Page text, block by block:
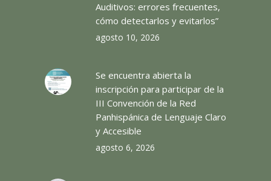
Auditivos: errores frecuentes,
cómo detectarlos y evitarlos”
agosto 10, 2026
Se encuentra abierta la
inscripción para participar de la
III Convención de la Red
Panhispánica de Lenguaje Claro
y Accesible
agosto 6, 2026